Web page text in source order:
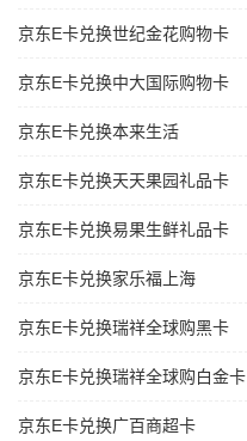
京东E卡兑换世纪金花购物卡
京东E卡兑换中大国际购物卡
京东E卡兑换本来生活
京东E卡兑换天天果园礼品卡
京东E卡兑换易果生鲜礼品卡
京东E卡兑换家乐福上海
京东E卡兑换瑞祥全球购黑卡
京东E卡兑换瑞祥全球购白金卡
京东E卡兑换广百商超卡